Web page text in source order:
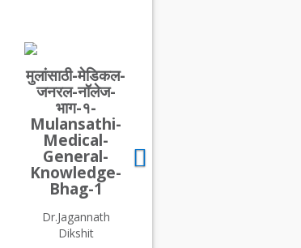
मुलांसाठी-मेडिकल-
जनरल-नॉलेज-
भाग-१-
Mulansathi-
Medical-
General-
Knowledge-
Bhag-1
Dr.Jagannath
Dikshit